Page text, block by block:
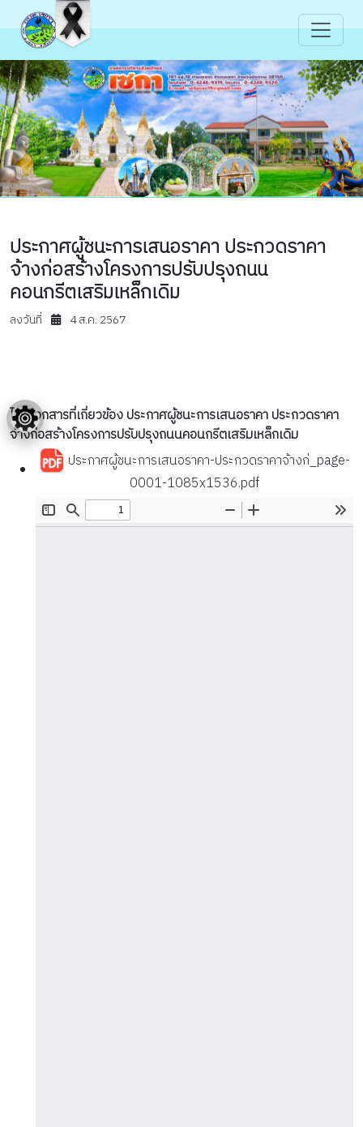
ประกาศผู้ชนะการเสนอราคา ประกวดราคา
จ้างก่อสร้างโครงการปรับปรุงถนน
คอนกรีตเสริมเหล็กเดิม
ลงวันที่ 4 ส.ค. 2567
ไฟล์เอกสารที่เกี่ยวข้อง ประกาศผู้ชนะการเสนอราคา ประกวดราคา
จ้างก่อสร้างโครงการปรับปรุงถนนคอนกรีตเสริมเหล็กเดิม
ประกาศผู้ชนะการเสนอราคา-ประกวดราคาจ้างก่_page-
0001-1085x1536.pdf